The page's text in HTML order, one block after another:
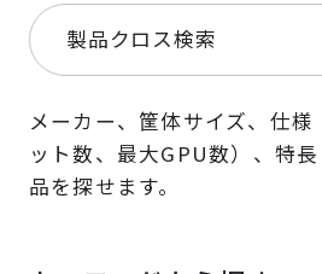
製品クロス検索
メーカー、筐体サイズ、仕
ット数、最大GPU数）、特
品を探せます。